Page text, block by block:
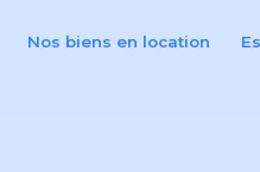
Nos biens en location